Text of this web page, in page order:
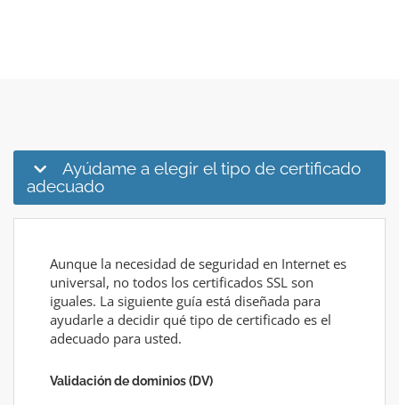
Ayúdame a elegir el tipo de certificado
adecuado
Aunque la necesidad de seguridad en Internet es
universal, no todos los certificados SSL son
iguales. La siguiente guía está diseñada para
ayudarle a decidir qué tipo de certificado es el
adecuado para usted.
Validación de dominios (DV)